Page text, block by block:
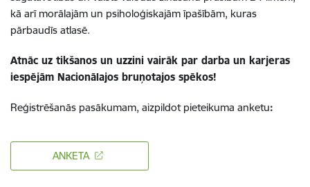
kā arī morālajām un psiholoģiskajām īpašībām, kuras
pārbaudīs atlasē.
Atnāc uz tikšanos un uzzini vairāk par darba un karjeras
iespējām Nacionālajos bruņotajos spēkos!
Reģistrēšanās pasākumam, aizpildot pieteikuma anketu:
ANKETA